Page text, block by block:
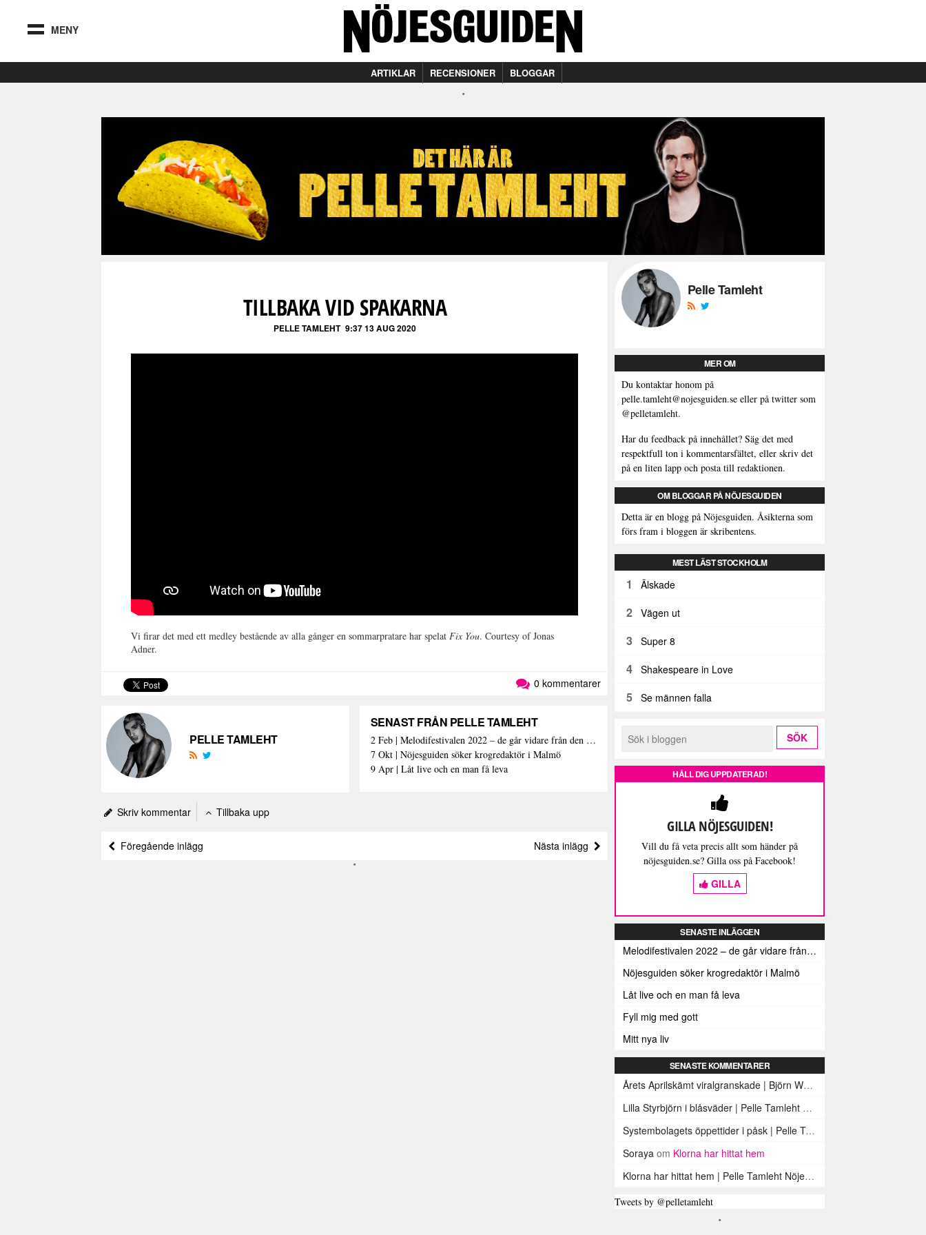
MENY
ARTIKLAR RECENSIONER BLOGGAR
TILLBAKA VID SPAKARNA
PELLE TAMLEHT 9:37 13 AUG 2020
Vi firar det med ett medley bestående av alla gånger en sommarpratare har spelat Fix You. Courtesy of Jonas
Adner.
0 kommentarer
PELLE TAMLEHT
SENAST FRÅN PELLE TAMLEHT
2 Feb | Melodifestivalen 2022 – de går vidare från den första deltävlingen
7 Okt | Nöjesguiden söker krogredaktör i Malmö
9 Apr | Låt live och en man få leva
Skriv kommentar Tillbaka upp
Föregående inlägg Nästa inlägg
Pelle Tamleht
MER OM
Du kontaktar honom på
pelle.tamleht@nojesguiden.se eller på twitter som
@pelletamleht.
Har du feedback på innehållet? Säg det med
respektfull ton i kommentarsfältet, eller skriv det
på en liten lapp och posta till redaktionen.
OM BLOGGAR PÅ NÖJESGUIDEN
Detta är en blogg på Nöjesguiden. Åsikterna som
förs fram i bloggen är skribentens.
MEST LÄST STOCKHOLM
1 Älskade
2 Vägen ut
3 Super 8
4 Shakespeare in Love
5 Se männen falla
HÅLL DIG UPPDATERAD!
GILLA NÖJESGUIDEN!
Vill du få veta precis allt som händer på
nöjesguiden.se? Gilla oss på Facebook!
GILLA
SENASTE INLÄGGEN
Melodifestivalen 2022 – de går vidare från den första deltävlingen
Nöjesguiden söker krogredaktör i Malmö
Låt live och en man få leva
Fyll mig med gott
Mitt nya liv
SENASTE KOMMENTARER
Årets Aprilskämt viralgranskade | Björn Werner
Lilla Styrbjörn i blåsväder | Pelle Tamleht Nöjesguiden
Systembolagets öppettider i påsk | Pelle Tamleht Nöjesguiden
Soraya om Klorna har hittat hem
Klorna har hittat hem | Pelle Tamleht Nöjesguiden
Tweets by @pelletamleht